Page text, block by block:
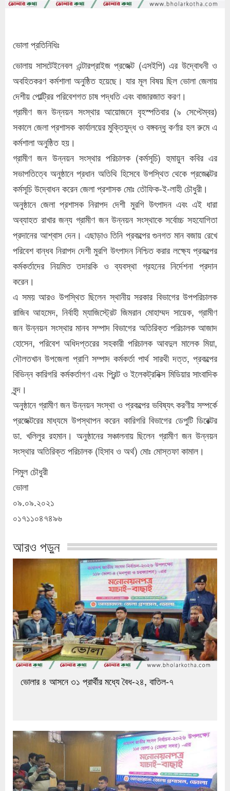
ভোলা প্রতিনিধিঃ
ভোলায় সাসটেইনেবল এন্টারপ্রাইজ প্রজেক্ট (এসইপি) এর উদ্বোধনী ও
অবহিতকরণ কর্মশালা অনুষ্ঠিত হয়েছে। যার মূল বিষয় ছিল ভোলা জেলায়
দেশীয় পোল্ট্রির পরিবেশগত চাষ পদ্ধতি এবং বাজারজাত করণ।
গ্রামীণ জন উন্নয়ন সংস্থার আয়োজনে বৃহস্পতিবার (৯ সেপ্টেম্বর)
সকালে জেলা প্রশাসক কার্যালয়ের মুক্তিযুদ্ধ ও বঙ্গবন্ধু কর্ণার হল রুমে এ
কর্মশালা অনুষ্ঠিত হয়।
গ্রামীণ জন উন্নয়ন সংস্থার পরিচালক (কর্মসূচি) হুমায়ুন কবির এর
সভাপতিত্বে অনুষ্ঠানে প্রধান অতিথি হিসেবে উপস্থিত থেকে প্রজেক্টের
কর্মসূচি উদ্বোধন করেন জেলা প্রশাসক মোঃ তৌফিক-ই-লাহী চৌধুরী।
অনুষ্ঠানে জেলা প্রশাসক নিরাপদ দেশী মুরগি উৎপাদন এবং এই ধারা
অব্যাহত রাখার জন্য গ্রামীণ জন উন্নয়ন সংস্থাকে সর্বোচ্চ সহযোগিতা
প্রদানের আশ্বাস দেন। এছাড়াও তিনি প্রকল্পের গুনগত মান বজায় রেখে
পরিবেশ বান্ধব নিরাপদ দেশী মুরগি উৎপাদন নিশ্চিত করার লক্ষ্যে প্রকল্পের
কর্মকর্তাদের নিয়মিত তদারকি ও ব্যবস্থা গ্রহনের নির্দেশনা প্রদান
করেন।
এ সময় আরও উপস্থিত ছিলেন স্থানীয় সরকার বিভাগের উপপরিচালক
রাজিব আহমেদ, নির্বাহী ম্যাজিস্ট্রেট জিমরান মোহাম্মদ সায়েক, গ্রামীণ
জন উন্নয়ন সংস্থার মানব সম্পাদ বিভাগের অতিরিক্ত পরিচালক আজাদ
হোসেন, পরিবেশ অধিদপ্তরের সহকারী পরিচালক আবদুল মালেক মিয়া,
দৌলতখান উপজেলা প্রাণি সম্পাদ কর্মকর্তা পার্থ সারথী দত্ত, প্রকল্পের
বিভিন্ন কারিগরি কর্মকর্তাগণ এবং প্রিন্ট ও ইলেকট্রনিক্স মিডিয়ার সাংবাদিক
বৃন্দ।
অনুষ্ঠানে গ্রামীণ জন উন্নয়ন সংস্থা ও প্রকল্পের ভবিষ্যৎ করণীয় সম্পর্কে
প্রজেক্টরের মাধ্যমে উপস্থাপন করেন কারিগরি বিভাগের ডেপুটি ডিরেক্টর
ডা. খলিলুর রহমান। অনুষ্ঠানের সঞ্চালনায় ছিলেন গ্রামীণ জন উন্নয়ন
সংস্থার অতিরিক্ত পরিচালক (হিসাব ও অর্থ) মোঃ মোস্তফা কামাল।
শিমুল চৌধুরী
ভোলা
০৯.০৯.২০২১
০১৭১১০৪৭৪৯৬
আরও পড়ুন
ভোলার ৪ আসনে ৩১ প্রার্থীর মধ্যে বৈধ-২৪, বাতিল-৭